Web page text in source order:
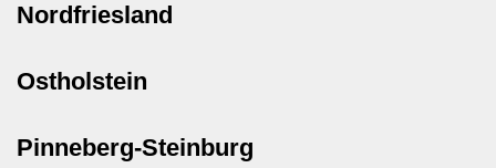
Nordfriesland
Ostholstein
Pinneberg-Steinburg